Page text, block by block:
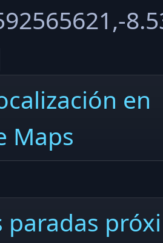
en
Maps
paradas